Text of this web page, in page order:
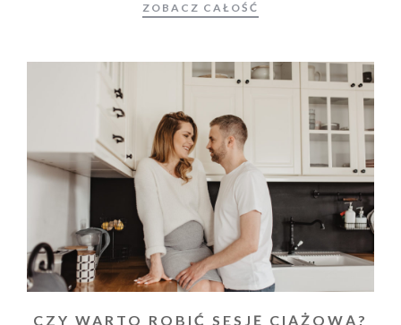
ZOBACZ CAŁOŚĆ
CZY WARTO ROBIĆ SESJĘ CIĄŻOWĄ?